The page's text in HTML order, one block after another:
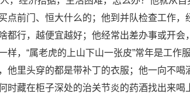
点前门、恒大什么的；他到并队检查工作
都行，越便宜越好；他经常出差办事或开
样，“属老虎的上山下山一张皮”常年是工
他里头穿的都是带补丁的衣服；他一向不
时藏在柜子深处的治关节炎的药酒找出来